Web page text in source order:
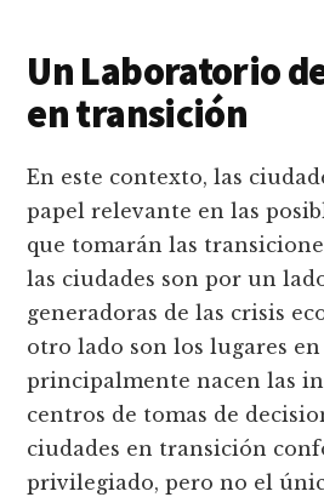
Un Laboratorio
en transición
En este contexto, las
papel relevante en las
que tomarán las
las ciudades son por un
generadoras de las crisis
otro lado son los lugares
principalmente nacen las
centros de tomas de
ciudades en transición
privilegiado, pero no el